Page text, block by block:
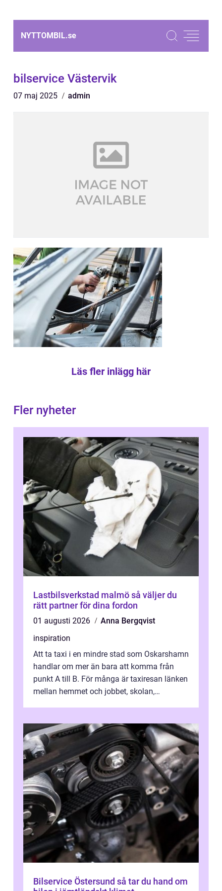
NYTTOMBIL.se
bilservice Västervik
07 maj 2025 admin
Läs fler inlägg här
Fler nyheter
Lastbilsverkstad malmö så väljer du
rätt partner för dina fordon
01 augusti 2026
Anna Bergqvist
inspiration
Att ta taxi i en mindre stad som Oskarshamn
handlar om mer än bara att komma från
punkt A till B. För många är taxiresan länken
mellan hemmet och jobbet, skolan,
Bilservice Östersund så tar du hand om